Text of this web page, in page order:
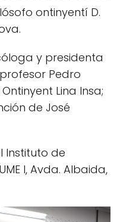
ontinyentí D.
y presidenta
Pedro
Lina Insa;
de José
Instituto de
I, Avda. Albaida,